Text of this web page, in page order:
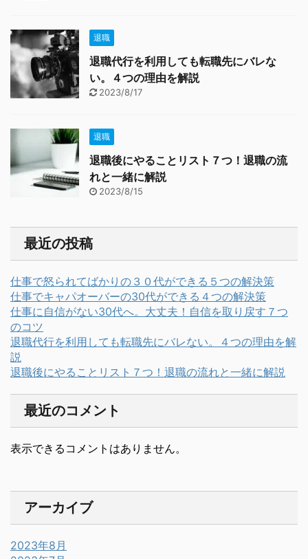
退職
退職代行を利用しても転職先にバレな
い。４つの理由を解説
2023/8/17
退職
退職後にやることリスト７つ！退職の流
れと一緒に解説
2023/8/15
最近の投稿
仕事で怒られてばかりの３０代ができる５つの解決策
仕事でキャパオーバーの30代ができる４つの解決策
仕事に自信がない30代へ。大丈夫！自信を取り戻す７つ
のコツ
退職代行を利用しても転職先にバレない。４つの理由を解
説
退職後にやることリスト７つ！退職の流れと一緒に解説
最近のコメント
表示できるコメントはありません。
アーカイブ
2023年8月